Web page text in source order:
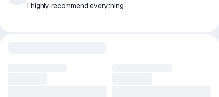
I highly recommend everything